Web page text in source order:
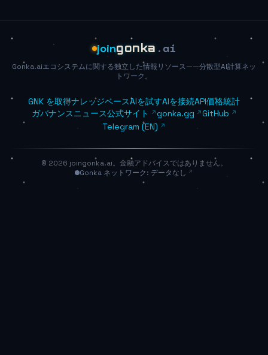
joingonka .ai
Gonka.aiエコシステムに関する独立した情報リソース——分散型AI計算ネッ
トワーク。
GNK を取得ナレッジベースAIを試すAIを接続API価格統計
ガバナンスニュース公式サイト gonka.gg
GitHub
Telegram (EN)
© 2026 joingonka.ai。金融アドバイスではありません。
Gonka ネットワーク: データなし